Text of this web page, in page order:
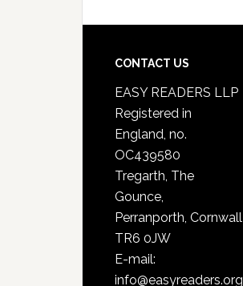
CONTACT US
EASY READERS LLP
Registered in
England, no.
OC439580
Tregarth, The
Gounce,
Perranporth, Cornwall
TR6 0JW
E-mail:
info@easyreaders.org